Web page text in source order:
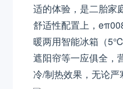
适的体验，是二胎家
舒适性配置上，
暖两用智能冰箱（
遮阳帘等一应俱全，
冷/制热效果，无论严